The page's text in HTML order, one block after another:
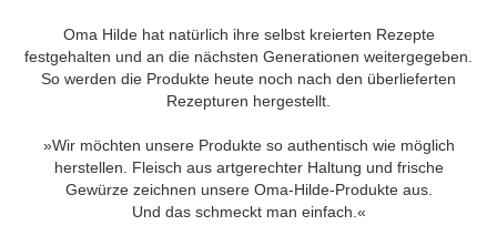
Oma Hilde hat natürlich ihre selbst kreierten Rezepte
festgehalten und an die nächsten Generationen weitergegeben.
So werden die Produkte heute noch nach den überlieferten
Rezepturen hergestellt.
»Wir möchten unsere Produkte so authentisch wie möglich
herstellen. Fleisch aus artgerechter Haltung und frische
Gewürze zeichnen unsere Oma-Hilde-Produkte aus.
Und das schmeckt man einfach.«